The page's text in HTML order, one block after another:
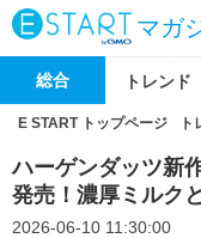
マガ
総合 トレンド
E START トップページ
ハーゲンダッツ新
発売！濃厚ミルク
2026-06-10 11:30:00